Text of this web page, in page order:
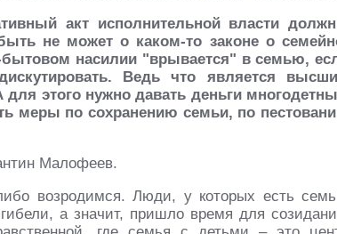
акт исполнительной власти
не может о каком-то законе о
насилии "врывается" в семью,
Ведь что является
этого нужно давать деньги
меры по сохранению семьи, по
Малофеев.
возродимся. Люди, у которых есть
а значит, пришло время для